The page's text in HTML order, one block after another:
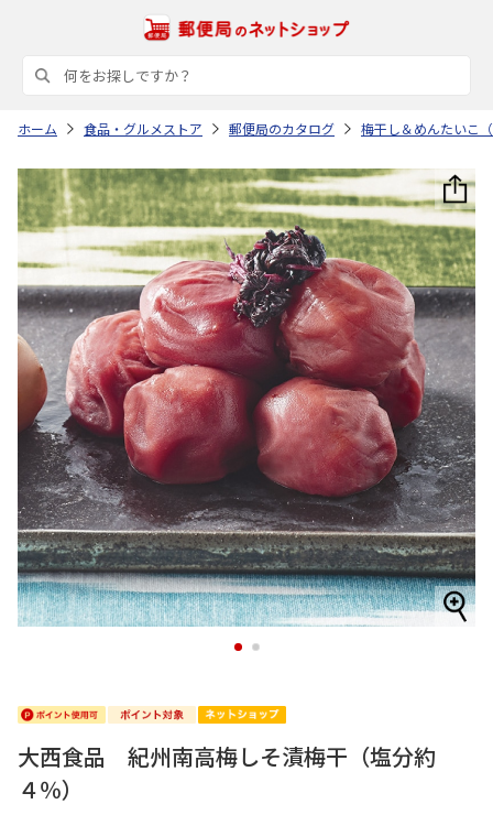
ホーム 食品・グルメストア 郵便局のカタログ 梅干し＆めんたいこ
1 2
大西食品 紀州南高梅しそ漬梅干（塩分約
４％）